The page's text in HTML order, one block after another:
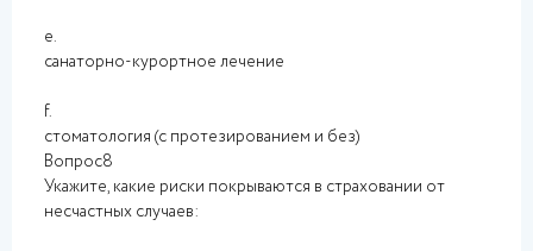
e.
санаторно-курортное лечение
f.
стоматология (с протезированием и без)
Вопрос8
Укажите, какие риски покрываются в страховании от
несчастных случаев: